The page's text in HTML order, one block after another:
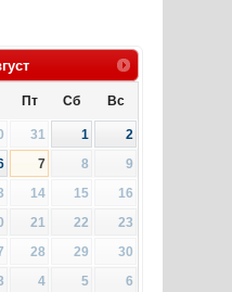
Пт Сб Вс
31 1
2
7 8
9
14 15
16
21 22
23
28 29
30
4 5 6